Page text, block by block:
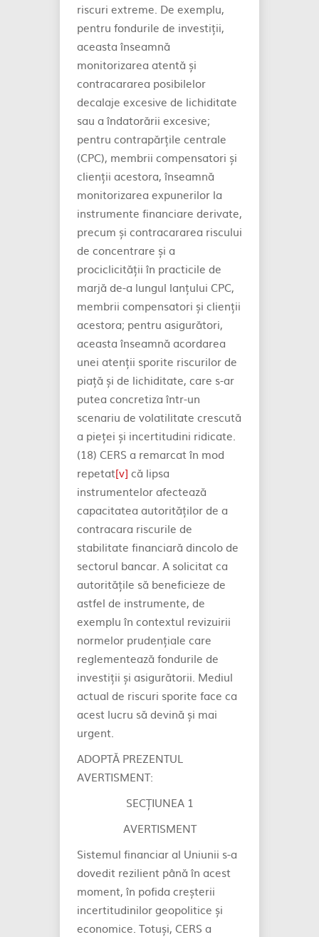
riscuri extreme. De exemplu,
pentru fondurile de investiții,
aceasta înseamnă
monitorizarea atentă și
contracararea posibilelor
decalaje excesive de lichiditate
sau a îndatorării excesive;
pentru contrapărțile centrale
(CPC), membrii compensatori și
clienții acestora, înseamnă
monitorizarea expunerilor la
instrumente financiare derivate,
precum și contracararea riscului
de concentrare și a
prociclicității în practicile de
marjă de-a lungul lanțului CPC,
membrii compensatori și clienții
acestora; pentru asigurători,
aceasta înseamnă acordarea
unei atenții sporite riscurilor de
piață și de lichiditate, care s-ar
putea concretiza într-un
scenariu de volatilitate crescută
a pieței și incertitudini ridicate.
(18) CERS a remarcat în mod
repetat[v] că lipsa
instrumentelor afectează
capacitatea autorităților de a
contracara riscurile de
stabilitate financiară dincolo de
sectorul bancar. A solicitat ca
autoritățile să beneficieze de
astfel de instrumente, de
exemplu în contextul revizuirii
normelor prudențiale care
reglementează fondurile de
investiții și asigurătorii. Mediul
actual de riscuri sporite face ca
acest lucru să devină și mai
urgent.
ADOPTĂ PREZENTUL
AVERTISMENT:
SECȚIUNEA 1
AVERTISMENT
Sistemul financiar al Uniunii s-a
dovedit rezilient până în acest
moment, în pofida creșterii
incertitudinilor geopolitice și
economice. Totuși, CERS a